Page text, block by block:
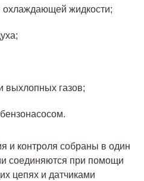
охлаждающей жидкости;
выхлопных газов;
и контроля собраны в один
соединяются при помощи
цепях и датчиками